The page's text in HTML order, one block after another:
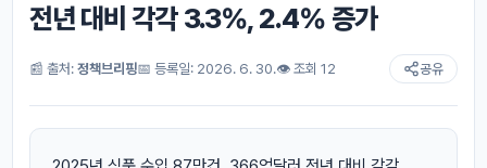
전년 대비 각각 3.3%, 2.4% 증가
📰 출처: 정책브리핑📅 등록일: 2026. 6. 30.👁 조회 12 공유